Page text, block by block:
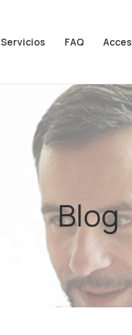
Servicios FAQ
Blog